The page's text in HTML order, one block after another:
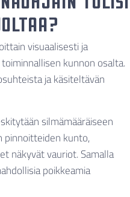
visuaalisesti ja
kunnon osalta.
ja käsiteltävän
silmämääräiseen
pinnoitteiden kunto,
näkyvät vauriot. Samalla
poikkeamia